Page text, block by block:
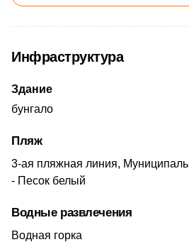
Инфраструктура
Здание
бунгало
Пляж
3-ая пляжная линия,
- Песок белый
Водные развлечения
Водная горка